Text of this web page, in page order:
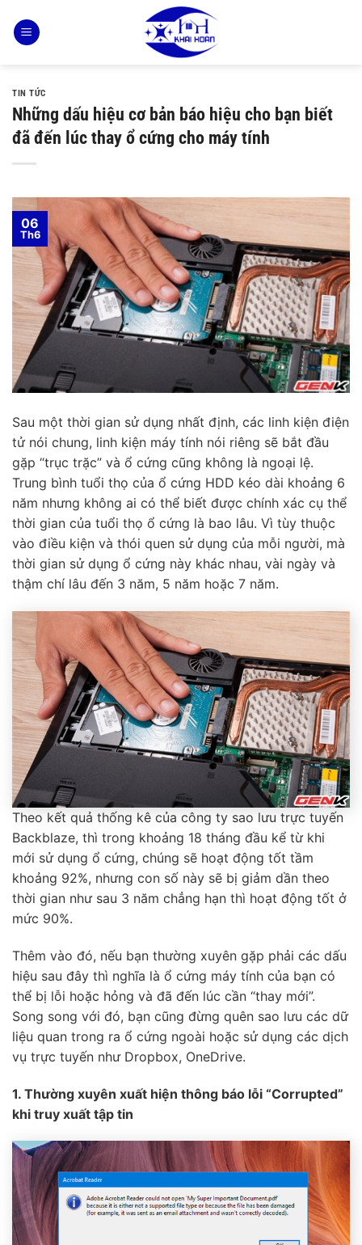
qua
TIN TỨC
Những dấu hiệu cơ bản báo hiệu cho bạn biết
đã đến lúc thay ổ cứng cho máy tính
06
Th6
Sau một thời gian sử dụng nhất định, các linh kiện điện
tử nói chung, linh kiện máy tính nói riêng sẽ bắt đầu
gặp “trục trặc” và ổ cứng cũng không là ngoại lệ.
Trung bình tuổi thọ của ổ cứng HDD kéo dài khoảng 6
năm nhưng không ai có thể biết được chính xác cụ thể
thời gian của tuổi thọ ổ cứng là bao lâu. Vì tùy thuộc
vào điều kiện và thói quen sử dụng của mỗi người, mà
thời gian sử dụng ổ cứng này khác nhau, vài ngày và
thậm chí lâu đến 3 năm, 5 năm hoặc 7 năm.
Theo kết quả thống kê của công ty sao lưu trực tuyến
Backblaze, thì trong khoảng 18 tháng đầu kể từ khi
mới sử dụng ổ cứng, chúng sẽ hoạt động tốt tầm
khoảng 92%, nhưng con số này sẽ bị giảm dần theo
thời gian như sau 3 năm chẳng hạn thì hoạt động tốt ở
mức 90%.
Thêm vào đó, nếu bạn thường xuyên gặp phải các dấu
hiệu sau đây thì nghĩa là ổ cứng máy tính của bạn có
thể bị lỗi hoặc hỏng và đã đến lúc cần “thay mới”.
Song song với đó, bạn cũng đừng quên sao lưu các dữ
liệu quan trong ra ổ cứng ngoài hoặc sử dụng các dịch
vụ trực tuyến như Dropbox, OneDrive.
1. Thường xuyên xuất hiện thông báo lỗi “Corrupted”
khi truy xuất tập tin